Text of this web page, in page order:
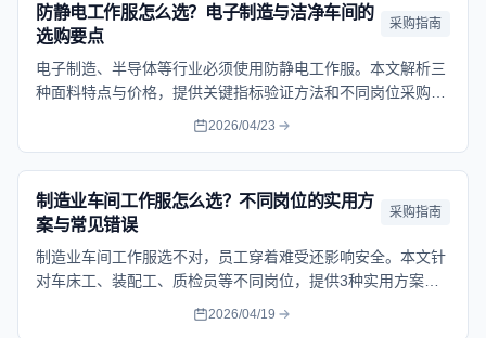
防静电工作服怎么选？电子制造与洁净车间的
选购要点
采购指南
电子制造、半导体等行业必须使用防静电工作服。本文解析三
种面料特点与价格，提供关键指标验证方法和不同岗位采购方
案，帮助企业避免静电损失。
2026/04/23
制造业车间工作服怎么选？不同岗位的实用方
案与常见错误
采购指南
制造业车间工作服选不对，员工穿着难受还影响安全。本文针
对车床工、装配工、质检员等不同岗位，提供3种实用方案，
分析每种方案的优缺点和常见选择错误，帮助企业根据预算选
2026/04/19